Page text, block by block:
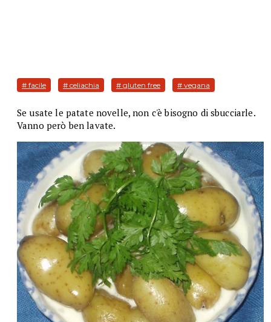
# facile # celiachia # gluten free # vegana
Se usate le patate novelle, non c'è bisogno di sbucciarle.
Vanno però ben lavate.